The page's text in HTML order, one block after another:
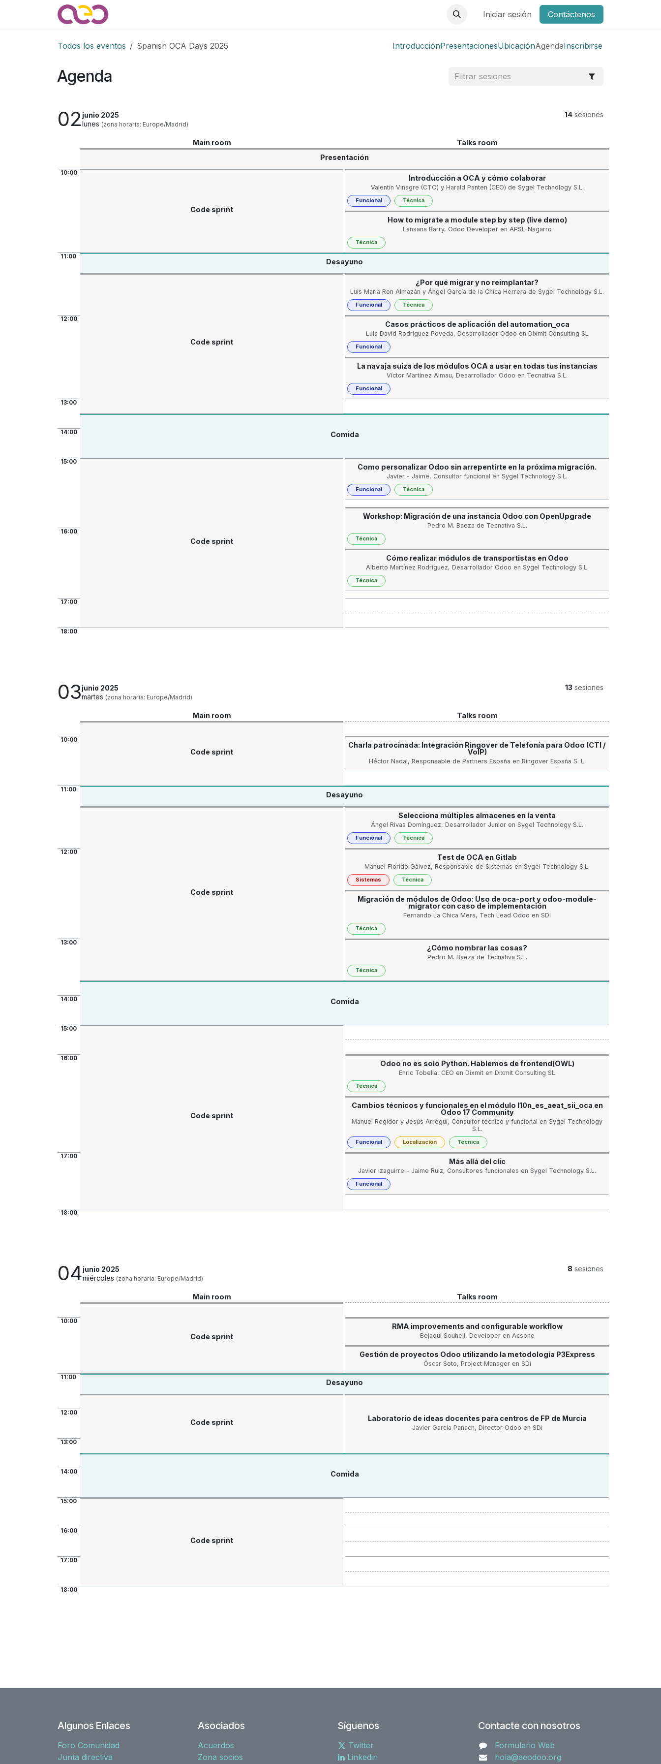
Iniciar sesión Contáctenos
Todos los eventos Spanish OCA Days 2025 IntroducciónPresentacionesUbicaciónAgendaInscribirse
Agenda
02 junio 2025
lunes (zona horaria: Europe/Madrid)
14 sesiones
Main room
Talks room
Presentación
10:00
Code sprint
Introducción a OCA y cómo colaborar
Valentín Vinagre (CTO) y Harald Panten (CEO) de Sygel Technology S.L.
Funcional Técnica
How to migrate a module step by step (live demo)
Lansana Barry, Odoo Developer en APSL-Nagarro
Técnica
11:00
Desayuno
Code sprint
¿Por qué migrar y no reimplantar?
Luis Maria Ron Almazán y Ángel García de la Chica Herrera de Sygel Technology S.L.
Funcional Técnica
12:00
Casos prácticos de aplicación del automation_oca
Luis David Rodríguez Poveda, Desarrollador Odoo en Dixmit Consulting SL
Funcional
La navaja suiza de los módulos OCA a usar en todas tus instancias
Víctor Martínez Almau, Desarrollador Odoo en Tecnativa S.L.
Funcional
13:00
Comida
14:00
15:00
Code sprint
Como personalizar Odoo sin arrepentirte en la próxima migración.
Javier - Jaime, Consultor funcional en Sygel Technology S.L.
Funcional Técnica
Workshop: Migración de una instancia Odoo con OpenUpgrade
Pedro M. Baeza de Tecnativa S.L.
Técnica
16:00
Cómo realizar módulos de transportistas en Odoo
Alberto Martínez Rodríguez, Desarrollador Odoo en Sygel Technology S.L.
Técnica
17:00
18:00
03junio 2025
martes (zona horaria: Europe/Madrid)
13 sesiones
Main room Talks room
Code sprint
10:00
Charla patrocinada: Integración Ringover de Telefonía para Odoo (CTI /
VoIP)
Héctor Nadal, Responsable de Partners España en Ringover España S. L.
11:00
Desayuno
Code sprint
Selecciona múltiples almacenes en la venta
Ángel Rivas Domínguez, Desarrollador Junior en Sygel Technology S.L.
Funcional Técnica
12:00
Test de OCA en Gitlab
Manuel Florido Gálvez, Responsable de Sistemas en Sygel Technology S.L.
Sistemas Técnica
Migración de módulos de Odoo: Uso de oca-port y odoo-module-
migrator con caso de implementación
Fernando La Chica Mera, Tech Lead Odoo en SDi
Técnica
13:00
¿Cómo nombrar las cosas?
Pedro M. Baeza de Tecnativa S.L.
Técnica
Comida
14:00
15:00
Code sprint
16:00
Odoo no es solo Python. Hablemos de frontend(OWL)
Enric Tobella, CEO en Dixmit en Dixmit Consulting SL
Técnica
Cambios técnicos y funcionales en el módulo l10n_es_aeat_sii_oca en
Odoo 17 Community
Manuel Regidor y Jesús Arregui, Consultor técnico y funcional en Sygel Technology
S.L.
Funcional Localización Técnica
17:00
Más allá del clic
Javier Izaguirre - Jaime Ruiz, Consultores funcionales en Sygel Technology S.L.
Funcional
18:00
04junio 2025
miércoles (zona horaria: Europe/Madrid)
8 sesiones
Main room Talks room
Code sprint
10:00
RMA improvements and configurable workflow
Bejaoui Souheil, Developer en Acsone
Gestión de proyectos Odoo utilizando la metodología P3Express
Óscar Soto, Project Manager en SDi
11:00
Desayuno
Code sprint Laboratorio de ideas docentes para centros de FP de Murcia
Javier García Panach, Director Odoo en SDi
12:00
13:00
Comida
14:00
15:00
Code sprint
16:00
17:00
18:00
Algunos Enlaces
Foro Comunidad
Junta directiva
Asociados
Acuerdos
Zona socios
Síguenos
Twitter
Linkedin
Contacte con nosotros
Formulario Web
hola@aeodoo.org